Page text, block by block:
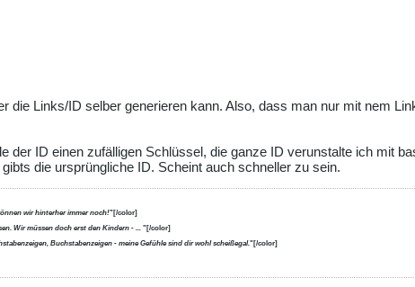
die Links/ID selber generieren kann. Also, dass man nur mit nem
der ID einen zufälligen Schlüssel, die ganze ID verunstalte ich mit
die ursprüngliche ID. Scheint auch schneller zu sein.
wir hinterher immer noch!"[/color]
Wir müssen doch erst den Kindern - ... "[/color]
Buchstabenzeigen - meine Gefühle sind dir wohl scheißegal."[/color]